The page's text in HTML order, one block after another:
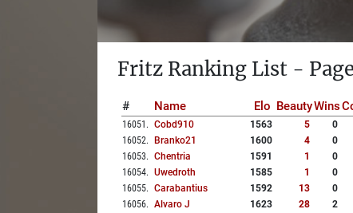
Fritz Ranking List -
# Name Elo BeautyWins
16051 . Cobd910 1563 5
0
16052. Branko21 1600 4
0
16053. Chentria 1591 1
0
16054. Uwedroth 1585 1
0
16055. Carabantius 1592 13
0
16056. Alvaro J 1623 28
2